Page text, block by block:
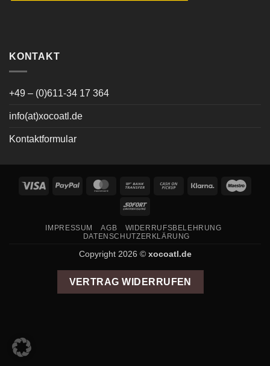
KONTAKT
+49 – (0)611-34 17 364
info(at)xocoatl.de
Kontaktformular
Visa PayPal MasterCardBank
Cash
Klarna
Sofort
IMPRESSUM AGB
WIDERRUFSBELEHRUNG
DATENSCHUTZERKLÄRUNG
Copyright 2026 © xocoatl.de
VERTRAG WIDERRUFEN